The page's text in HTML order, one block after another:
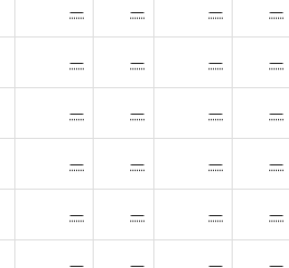
— — — —
— — — —
— — — —
— — — —
— — — —